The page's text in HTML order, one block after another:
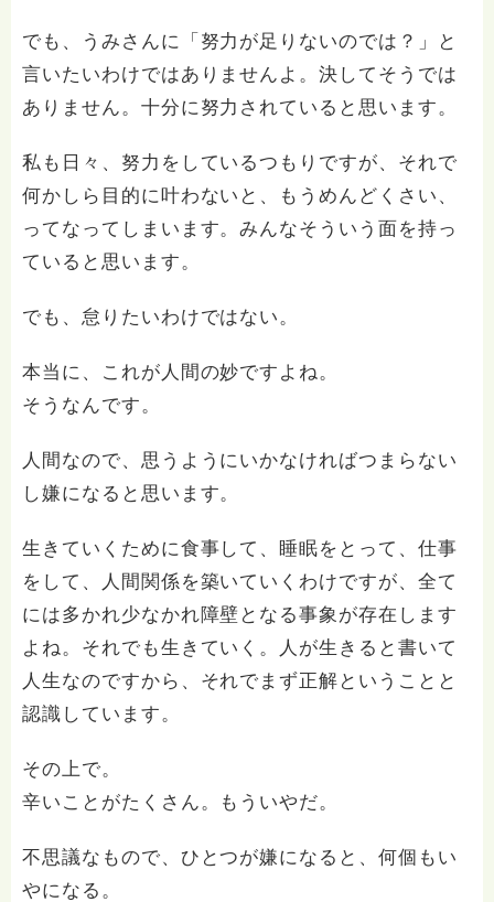
でも、うみさんに「努力が足りないのでは？」と
言いたいわけではありませんよ。決してそうでは
ありません。十分に努力されていると思います。
私も日々、努力をしているつもりですが、それで
何かしら目的に叶わないと、もうめんどくさい、
ってなってしまいます。みんなそういう面を持っ
ていると思います。
でも、怠りたいわけではない。
本当に、これが人間の妙ですよね。
そうなんです。
人間なので、思うようにいかなければつまらない
し嫌になると思います。
生きていくために食事して、睡眠をとって、仕事
をして、人間関係を築いていくわけですが、全て
には多かれ少なかれ障壁となる事象が存在します
よね。それでも生きていく。人が生きると書いて
人生なのですから、それでまず正解ということと
認識しています。
その上で。
辛いことがたくさん。もういやだ。
不思議なもので、ひとつが嫌になると、何個もい
やになる。